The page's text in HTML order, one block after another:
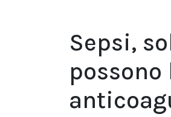
Sepsi,